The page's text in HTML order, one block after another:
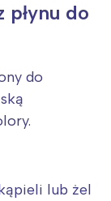
płynu do
do
lub żel